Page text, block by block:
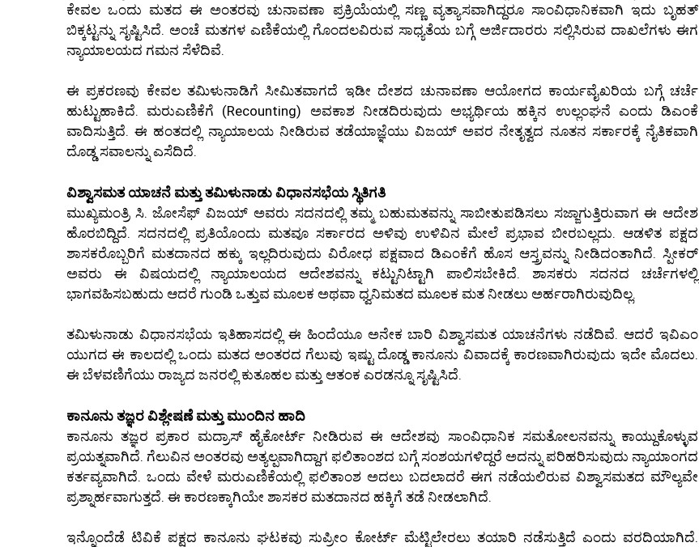
ಕೇವಲ ಒಂದು ಮತದ ಈ ಅಂತರವು ಚುನಾವಣಾ ಪ್ರಕ್ರಿಯೆಯಲ್ಲಿ ಸಣ್ಣ ವ್ಯತ್ಯಾಸವಾಗಿದ್ದರೂ ಸಾಂವಿಧಾನಿಕವಾಗಿ ಇದು ಬೃಹತ್
ಬಿಕ್ಕಟ್ಟನ್ನು ಸೃಷ್ಟಿಸಿದೆ. ಅಂಚೆ ಮತಗಳ ಎಣಿಕೆಯಲ್ಲಿ ಗೊಂದಲವಿರುವ ಸಾಧ್ಯತೆಯ ಬಗ್ಗೆ ಅರ್ಜಿದಾರರು ಸಲ್ಲಿಸಿರುವ ದಾಖಲೆಗಳು ಈಗ
ನ್ಯಾಯಾಲಯದ ಗಮನ ಸೆಳೆದಿವೆ.
ಈ ಪ್ರಕರಣವು ಕೇವಲ ತಮಿಳುನಾಡಿಗೆ ಸೀಮಿತವಾಗದೆ ಇಡೀ ದೇಶದ ಚುನಾವಣಾ ಆಯೋಗದ ಕಾರ್ಯವೈಖರಿಯ ಬಗ್ಗೆ ಚರ್ಚೆ
ಹುಟ್ಟುಹಾಕಿದೆ. ಮರುಎಣಿಕೆಗೆ (Recounting) ಅವಕಾಶ ನೀಡದಿರುವುದು ಅಭ್ಯರ್ಥಿಯ ಹಕ್ಕಿನ ಉಲ್ಲಂಘನೆ ಎಂದು ಡಿಎಂಕೆ
ವಾದಿಸುತ್ತಿದೆ. ಈ ಹಂತದಲ್ಲಿ ನ್ಯಾಯಾಲಯ ನೀಡಿರುವ ತಡೆಯಾಜ್ಞೆಯು ವಿಜಯ್ ಅವರ ನೇತೃತ್ವದ ನೂತನ ಸರ್ಕಾರಕ್ಕೆ ನೈತಿಕವಾಗಿ
ದೊಡ್ಡ ಸವಾಲನ್ನು ಎಸೆದಿದೆ.
ವಿಶ್ವಾಸಮತ ಯಾಚನೆ ಮತ್ತು ತಮಿಳುನಾಡು ವಿಧಾನಸಭೆಯ ಸ್ಥಿತಿಗತಿ
ಮುಖ್ಯಮಂತ್ರಿ ಸಿ. ಜೋಸೆಫ್ ವಿಜಯ್ ಅವರು ಸದನದಲ್ಲಿ ತಮ್ಮ ಬಹುಮತವನ್ನು ಸಾಬೀತುಪಡಿಸಲು ಸಜ್ಜಾಗುತ್ತಿರುವಾಗ ಈ ಆದೇಶ
ಹೊರಬಿದ್ದಿದೆ. ಸದನದಲ್ಲಿ ಪ್ರತಿಯೊಂದು ಮತವೂ ಸರ್ಕಾರದ ಅಳಿವು ಉಳಿವಿನ ಮೇಲೆ ಪ್ರಭಾವ ಬೀರಬಲ್ಲದು. ಆಡಳಿತ ಪಕ್ಷದ
ಶಾಸಕರೊಬ್ಬರಿಗೆ ಮತದಾನದ ಹಕ್ಕು ಇಲ್ಲದಿರುವುದು ವಿರೋಧ ಪಕ್ಷವಾದ ಡಿಎಂಕೆಗೆ ಹೊಸ ಆಸ್ತ್ರವನ್ನು ನೀಡಿದಂತಾಗಿದೆ. ಸ್ಪೀಕರ್
ಅವರು ಈ ವಿಷಯದಲ್ಲಿ ನ್ಯಾಯಾಲಯದ ಆದೇಶವನ್ನು ಕಟ್ಟುನಿಟ್ಟಾಗಿ ಪಾಲಿಸಬೇಕಿದೆ. ಶಾಸಕರು ಸದನದ ಚರ್ಚೆಗಳಲ್ಲಿ
ಭಾಗವಹಿಸಬಹುದು ಆದರೆ ಗುಂಡಿ ಒತ್ತುವ ಮೂಲಕ ಅಥವಾ ಧ್ವನಿಮತದ ಮೂಲಕ ಮತ ನೀಡಲು ಅರ್ಹರಾಗಿರುವುದಿಲ್ಲ.
ತಮಿಳುನಾಡು ವಿಧಾನಸಭೆಯ ಇತಿಹಾಸದಲ್ಲಿ ಈ ಹಿಂದೆಯೂ ಅನೇಕ ಬಾರಿ ವಿಶ್ವಾಸಮತ ಯಾಚನೆಗಳು ನಡೆದಿವೆ. ಆದರೆ ಇವಿಎಂ
ಯುಗದ ಈ ಕಾಲದಲ್ಲಿ ಒಂದು ಮತದ ಅಂತರದ ಗೆಲುವು ಇಷ್ಟು ದೊಡ್ಡ ಕಾನೂನು ವಿವಾದಕ್ಕೆ ಕಾರಣವಾಗಿರುವುದು ಇದೇ ಮೊದಲು.
ಈ ಬೆಳವಣಿಗೆಯು ರಾಜ್ಯದ ಜನರಲ್ಲಿ ಕುತೂಹಲ ಮತ್ತು ಆತಂಕ ಎರಡನ್ನೂ ಸೃಷ್ಟಿಸಿದೆ.
ಕಾನೂನು ತಜ್ಞರ ವಿಶ್ಲೇಷಣೆ ಮತ್ತು ಮುಂದಿನ ಹಾದಿ
ಕಾನೂನು ತಜ್ಞರ ಪ್ರಕಾರ ಮದ್ರಾಸ್ ಹೈಕೋರ್ಟ್ ನೀಡಿರುವ ಈ ಆದೇಶವು ಸಾಂವಿಧಾನಿಕ ಸಮತೋಲನವನ್ನು ಕಾಯ್ದುಕೊಳ್ಳುವ
ಪ್ರಯತ್ನವಾಗಿದೆ. ಗೆಲುವಿನ ಅಂತರವು ಅತ್ಯಲ್ಪವಾಗಿದ್ದಾಗ ಫಲಿತಾಂಶದ ಬಗ್ಗೆ ಸಂಶಯಗಳಿದ್ದರೆ ಅದನ್ನು ಪರಿಹರಿಸುವುದು ನ್ಯಾಯಾಂಗದ
ಕರ್ತವ್ಯವಾಗಿದೆ. ಒಂದು ವೇಳೆ ಮರುಎಣಿಕೆಯಲ್ಲಿ ಫಲಿತಾಂಶ ಅದಲು ಬದಲಾದರೆ ಈಗ ನಡೆಯಲಿರುವ ವಿಶ್ವಾಸಮತದ ಮೌಲ್ಯವೇ
ಪ್ರಶ್ನಾರ್ಹವಾಗುತ್ತದೆ. ಈ ಕಾರಣಕ್ಕಾಗಿಯೇ ಶಾಸಕರ ಮತದಾನದ ಹಕ್ಕಿಗೆ ತಡೆ ನೀಡಲಾಗಿದೆ.
ಇನ್ನೊಂದೆಡೆ ಟಿವಿಕೆ ಪಕ್ಷದ ಕಾನೂನು ಘಟಕವು ಸುಪ್ರೀಂ ಕೋರ್ಟ್ ಮೆಟ್ಟಿಲೇರಲು ತಯಾರಿ ನಡೆಸುತ್ತಿದೆ ಎಂದು ವರದಿಯಾಗಿದೆ.